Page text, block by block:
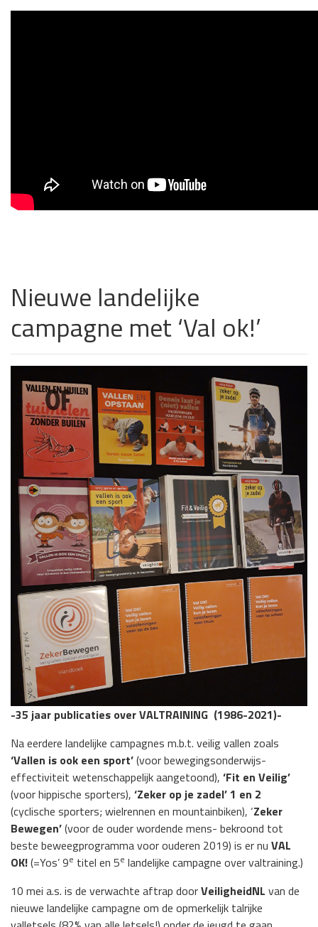
Nieuwe landelijke
campagne met ‘Val ok!’
-35 jaar publicaties over VALTRAINING (1986-2021)-
Na eerdere landelijke campagnes m.b.t. veilig vallen zoals
‘Vallen is ook een sport’(voor bewegingsonderwijs-
effectiviteit wetenschappelijk aangetoond), ‘Fit en Veilig’
(voor hippische sporters), ‘Zeker op je zadel’ 1 en 2
(cyclische sporters; wielrennen en mountainbiken), ‘Zeker
Bewegen’(voor de ouder wordende mens- bekroond tot
beste beweegprogramma voor ouderen 2019) is er nu VAL
OK!(=Yos’ 9e titel en 5e landelijke campagne over valtraining.)
10 mei a.s. is de verwachte aftrap doorVeiligheidNL van de
nieuwe landelijke campagne om de opmerkelijk talrijke